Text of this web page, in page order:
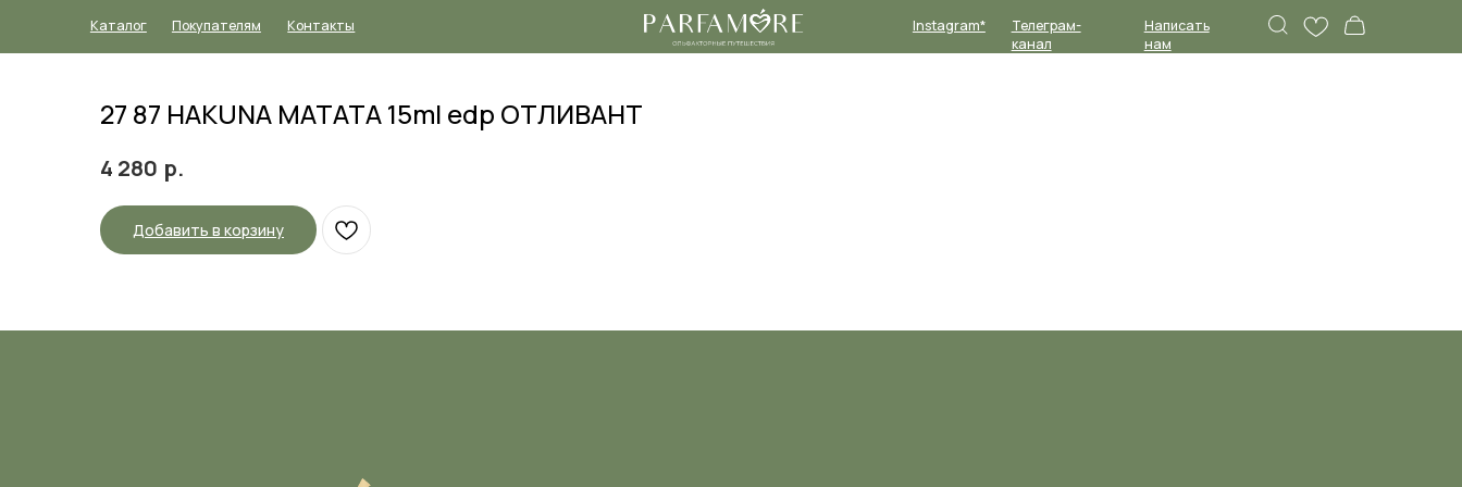
Покупателям Контакты
Каталог
Написать
нам
Телеграм-
27 87 HAKUNA MATATA 15ml edp ОТЛИВАНТ
4 280 р.
Добавить в корзину